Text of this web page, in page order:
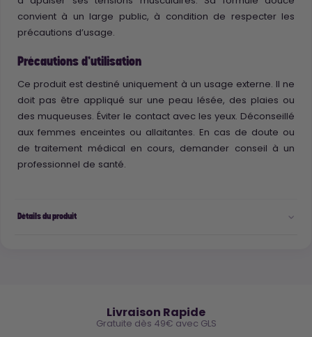
convient à un large public, à condition de respecter les
précautions d’usage.
Précautions d’utilisation
Ce produit est destiné uniquement à un usage externe. Il ne
doit pas être appliqué sur une peau lésée, des plaies ou
des muqueuses. Éviter le contact avec les yeux. Déconseillé
aux femmes enceintes ou allaitantes. En cas de doute ou
de traitement médical en cours, demander conseil à un
professionnel de santé.
Détails du produit
Livraison Rapide
Gratuite dès 49€ avec GLS